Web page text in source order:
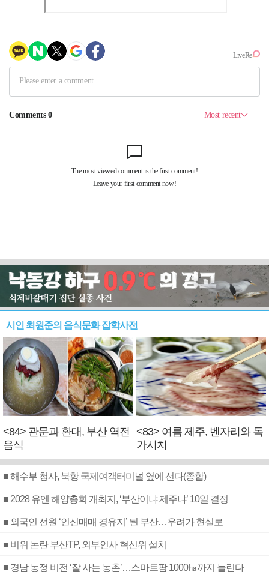
시인 최원준의 음식문화 잡학사전
<84> 관문과 환대, 부산 역전
음식
<83> 여름 제주, 벤자리와 독
가시치
■ 해수부 청사, 북항 국제여객터미널 옆에 선다(종합)
■ 2028 유엔 해양총회 개최지, ‘부산이냐 제주냐’ 10일 결정
■ 외국인 선원 ‘인신매매 경유지’ 된 부산…우려가 현실로
■ 비위 논란 부산TP, 외부인사 혁신위 설치
■ 경남 농정 비전 ‘잘 사는 농촌’…스마트팜 1000㏊까지 늘린다